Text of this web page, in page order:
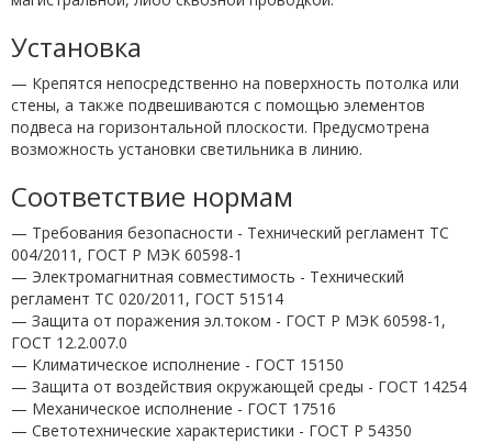
Установка
— Крепятся непосредственно на поверхность потолка или
стены, а также подвешиваются с помощью элементов
подвеса на горизонтальной плоскости. Предусмотрена
возможность установки светильника в линию.
Соответствие нормам
— Требования безопасности - Технический регламент ТС
004/2011, ГОСТ Р МЭК 60598-1
— Электромагнитная совместимость - Технический
регламент ТС 020/2011, ГОСТ 51514
— Защита от поражения эл.током - ГОСТ Р МЭК 60598-1,
ГОСТ 12.2.007.0
— Климатическое исполнение - ГОСТ 15150
— Защита от воздействия окружающей среды - ГОСТ 14254
— Механическое исполнение - ГОСТ 17516
— Светотехнические характеристики - ГОСТ P 54350